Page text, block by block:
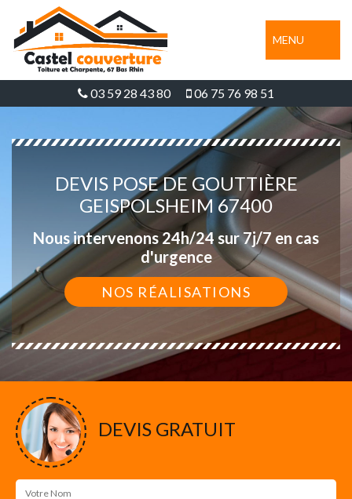
MENU
03 59 28 43 80 06 75 76 98 51
DEVIS POSE DE GOUTTIÈRE
GEISPOLSHEIM 67400
Nous intervenons 24h/24 sur 7j/7 en cas
d'urgence
NOS RÉALISATIONS
DEVIS GRATUIT